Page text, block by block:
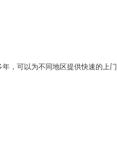
，可以为不同地区提供快速的上门